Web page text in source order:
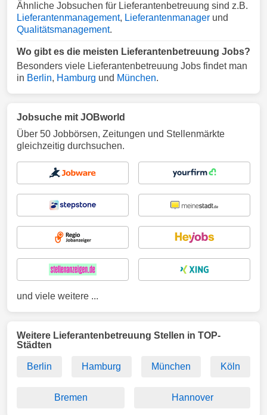
Ähnliche Jobsuchen für Lieferantenbetreuung sind z.B.
Lieferantenmanagement, Lieferantenmanager und
Qualitätsmanagement.
Wo gibt es die meisten Lieferantenbetreuung Jobs?
Besonders viele Lieferantenbetreuung Jobs findet man
in Berlin, Hamburg und München.
Jobsuche mit JOBworld
Über 50 Jobbörsen, Zeitungen und Stellenmärkte
gleichzeitig durchsuchen.
und viele weitere ...
Weitere Lieferantenbetreuung Stellen in TOP-
Städten
Berlin Hamburg München Köln
Bremen Hannover